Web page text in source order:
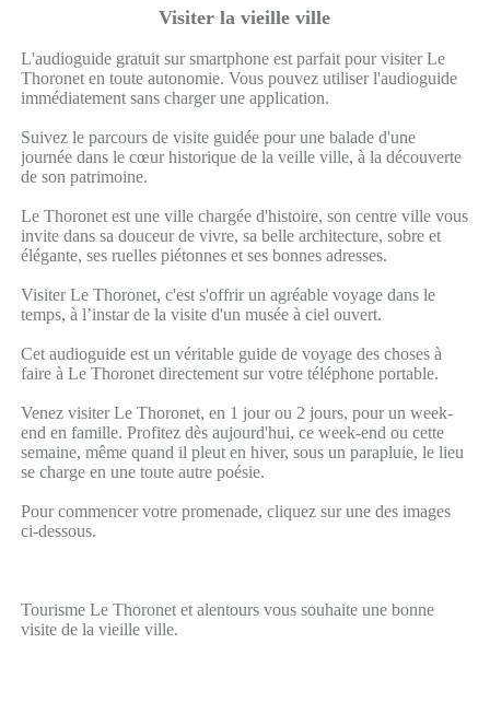
Visiter la vieille ville
L'audioguide gratuit sur smartphone est parfait pour visiter Le
Thoronet en toute autonomie. Vous pouvez utiliser l'audioguide
immédiatement sans charger une application.
Suivez le parcours de visite guidée pour une balade d'une
journée dans le cœur historique de la veille ville, à la découverte
de son patrimoine.
Le Thoronet est une ville chargée d'histoire, son centre ville vous
invite dans sa douceur de vivre, sa belle architecture, sobre et
élégante, ses ruelles piétonnes et ses bonnes adresses.
Visiter Le Thoronet, c'est s'offrir un agréable voyage dans le
temps, à l’instar de la visite d'un musée à ciel ouvert.
Cet audioguide est un véritable guide de voyage des choses à
faire à Le Thoronet directement sur votre téléphone portable.
Venez visiter Le Thoronet, en 1 jour ou 2 jours, pour un week-
end en famille. Profitez dès aujourd'hui, ce week-end ou cette
semaine, même quand il pleut en hiver, sous un parapluie, le lieu
se charge en une toute autre poésie.
Pour commencer votre promenade, cliquez sur une des images
ci-dessous.
Tourisme Le Thoronet et alentours vous souhaite une bonne
visite de la vieille ville.